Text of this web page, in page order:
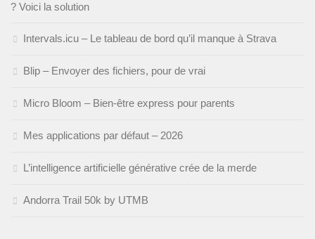
? Voici la solution
Intervals.icu – Le tableau de bord qu’il manque à Strava
Blip – Envoyer des fichiers, pour de vrai
Micro Bloom – Bien-être express pour parents
Mes applications par défaut – 2026
L’intelligence artificielle générative crée de la merde
Andorra Trail 50k by UTMB